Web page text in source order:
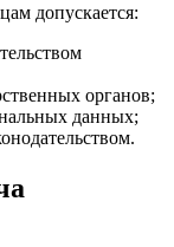
допускается:
органов;
данных;